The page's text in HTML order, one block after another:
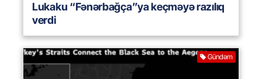
Lukaku “Fənərbağça”ya keçməyə razılıq
verdi
Gündəm